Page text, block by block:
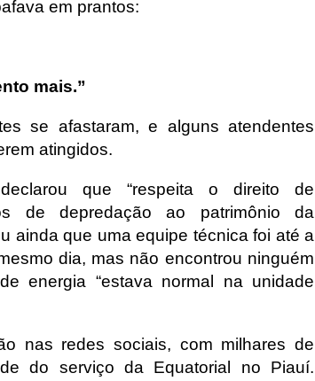
em prantos:
mais.”
se afastaram, e alguns atendentes
atingidos.
que “respeita o direito de
de depredação ao patrimônio da
ainda que uma equipe técnica foi até a
dia, mas não encontrou ninguém
energia “estava normal na unidade
nas redes sociais, com milhares de
do serviço da Equatorial no Piauí.